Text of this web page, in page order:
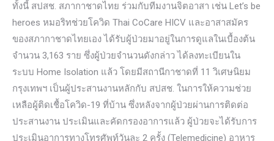
ทั้งนี้ สปสช. สภากาชาดไทย ร่วมกับทีมงานจิตอาสา เช่น Let’s be
heroes หมอริทช่วยโควิด Thai CoCare HICV และอาสาสมัคร
ของสภากาชาดไทยเอง ได้รับผู้ป่วยมาอยู่ในการดูแลในเบื้องต้น
จำนวน 3,163 ราย ซึ่งผู้ป่วยจำนวนดังกล่าว ได้ลงทะเบียนใน
ระบบ Home Isolation แล้ว โดยมีสถานีกาชาดที่ 11 วิเศษนิยม
กรุงเทพฯ เป็นผู้ประสานงานหลักกับ สปสช. ในการให้ความช่วย
เหลือผู้ติดเชื้อโควิด-19 ที่บ้าน ซึ่งหลังจากผู้ป่วยผ่านการติดต่อ
ประสานงาน ประเมินและคัดกรองอาการแล้ว ผู้ป่วยจะได้รับการ
ประเมินอาการทางโทรศัพท์วันละ 2 ครั้ง (Telemedicine) อาหาร